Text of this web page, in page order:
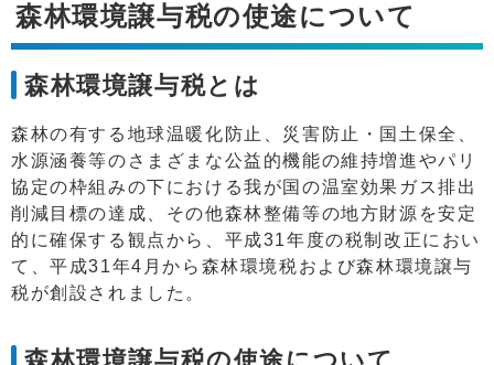
森林環境譲与税の使途について
森林環境譲与税とは
森林の有する地球温暖化防止、災害防止・国土保全、
水源涵養等のさまざまな公益的機能の維持増進やパリ
協定の枠組みの下における我が国の温室効果ガス排出
削減目標の達成、その他森林整備等の地方財源を安定
的に確保する観点から、平成31年度の税制改正におい
て、平成31年4月から森林環境税および森林環境譲与
税が創設されました。